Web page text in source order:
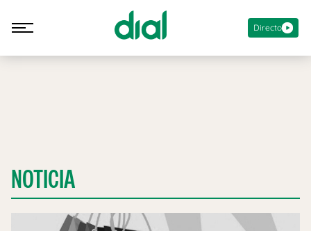
Directo
NOTICIA